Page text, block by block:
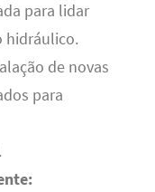
para lidar
hidráulico.
de novas
para